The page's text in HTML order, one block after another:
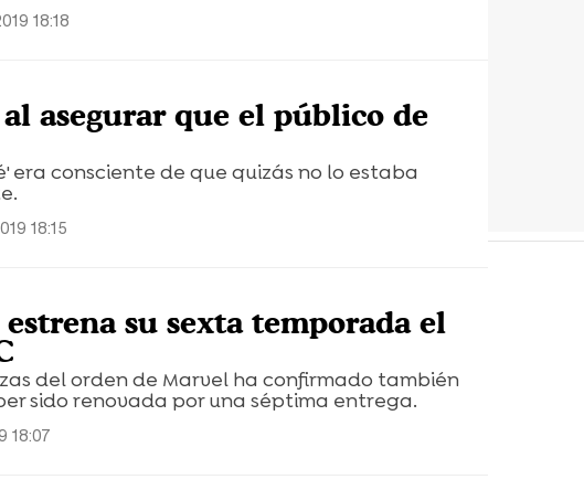
18:18
asegurar que el público de
era consciente de que quizás no lo estaba
18:15
su sexta temporada el
del orden de Marvel ha confirmado también
sido renovada por una séptima entrega.
18:07